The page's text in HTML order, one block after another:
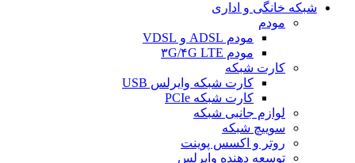
شبکه خانگی و اداری
مودم
مودم ADSL و VDSL
مودم ۳G/۴G LTE
کارت شبکه
کارت شبکه وایرلس USB
کارت شبکه PCIe
لوازم جانبی شبکه
سوییچ شبکه
روتر و اکسس پوینت
توسعه دهنده وایرلس